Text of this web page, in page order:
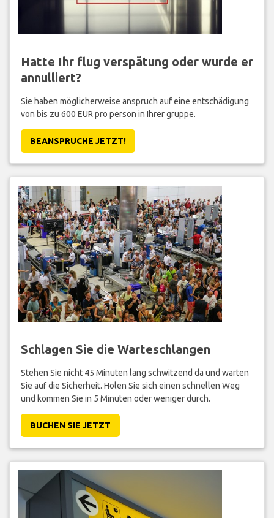
Hatte Ihr flug verspätung oder wurde er
annulliert?
Sie haben möglicherweise anspruch auf eine entschädigung
von bis zu 600 EUR pro person in Ihrer gruppe.
BEANSPRUCHE JETZT!
Schlagen Sie die Warteschlangen
Stehen Sie nicht 45 Minuten lang schwitzend da und warten
Sie auf die Sicherheit. Holen Sie sich einen schnellen Weg
und kommen Sie in 5 Minuten oder weniger durch.
BUCHEN SIE JETZT